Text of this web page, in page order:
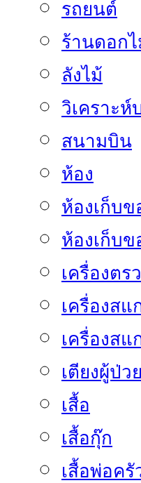
รถยนต์
ร้านดอกไ
ลังไม้
วิเคราะห์
สนามบิน
ห้อง
ห้องเก็บข
ห้องเก็บข
เครื่องต
เครื่องสแ
เครื่องส
เตียงผู้ป่วย
เสื้อ
เสื้อกุ๊ก
เสื้อพ่อครั